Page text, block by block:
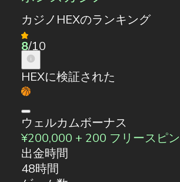
カジノHEXのランキング
8/10
HEXに検証された
ウェルカムボーナス
¥200,000 + 200 フリースピン
出金時間
48時間